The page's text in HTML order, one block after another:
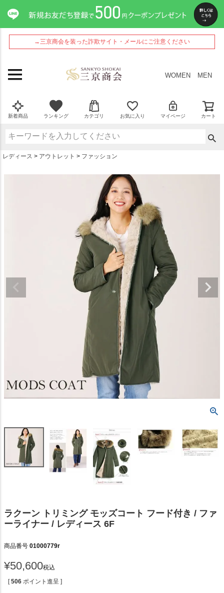
→三京商会を装った詐欺サイト・メールにご注意ください
WOMEN MEN
新着商品 ランキング カテゴリ お気に入り マイページ カート
レディース アウトレット ファッション
ラクーン トリミング モッズコート フード付き / ファ
ーライナー / レディース 6F
商品番号 01000779r
¥50,600税込
[ 506 ポイント進呈 ]
ペー
ジト
ップ
へ